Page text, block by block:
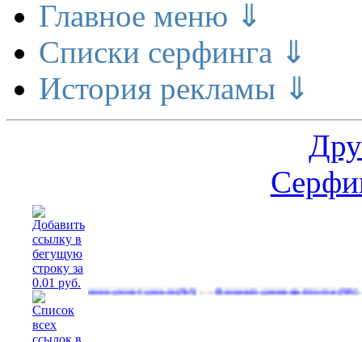
Главное меню ⇓
Списки серфинга ⇓
История рекламы ⇓
Расширение делает деньги(565)…Реальный денежный поток(593)…